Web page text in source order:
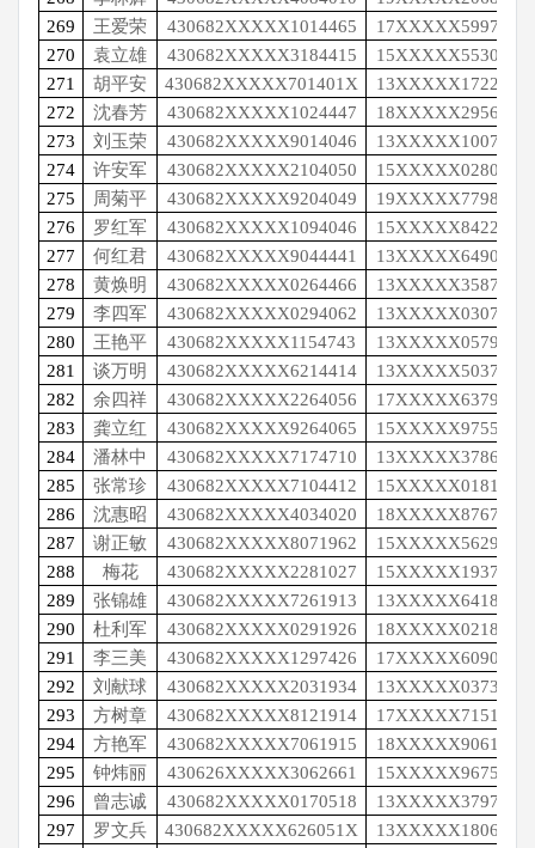
269
王爱荣 430682XXXXX1014465
17XXXXX5997
270
袁立雄 430682XXXXX3184415
15XXXXX5530
271
胡平安 430682XXXXX701401X
13XXXXX1722
272
沈春芳 430682XXXXX1024447
18XXXXX2956
273
刘玉荣 430682XXXXX9014046
13XXXXX1007
274
许安军 430682XXXXX2104050
15XXXXX0280
275
周菊平 430682XXXXX9204049
19XXXXX7798
276
罗红军 430682XXXXX1094046
15XXXXX8422
277
何红君 430682XXXXX9044441
13XXXXX6490
278
黄焕明 430682XXXXX0264466
13XXXXX3587
279
李四军 430682XXXXX0294062
13XXXXX0307
280
王艳平 430682XXXXX1154743
13XXXXX0579
281
谈万明 430682XXXXX6214414
13XXXXX5037
282
余四祥 430682XXXXX2264056
17XXXXX6379
283
龚立红 430682XXXXX9264065
15XXXXX9755
284
潘林中 430682XXXXX7174710
13XXXXX3786
285
张常珍 430682XXXXX7104412
15XXXXX0181
286
沈惠昭 430682XXXXX4034020
18XXXXX8767
287
谢正敏 430682XXXXX8071962
15XXXXX5629
288
梅花 430682XXXXX2281027
15XXXXX1937
289
张锦雄 430682XXXXX7261913
13XXXXX6418
290
杜利军 430682XXXXX0291926
18XXXXX0218
291
李三美 430682XXXXX1297426
17XXXXX6090
292
刘献球 430682XXXXX2031934
13XXXXX0373
293
方树章 430682XXXXX8121914
17XXXXX7151
294
方艳军 430682XXXXX7061915
18XXXXX9061
295
钟炜丽 430626XXXXX3062661
15XXXXX9675
296
曾志诚 430682XXXXX0170518
13XXXXX3797
297
罗文兵 430682XXXXX626051X
13XXXXX1806